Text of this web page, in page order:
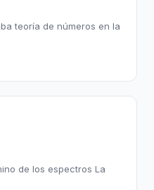
teoría de números en la
de los espectros La